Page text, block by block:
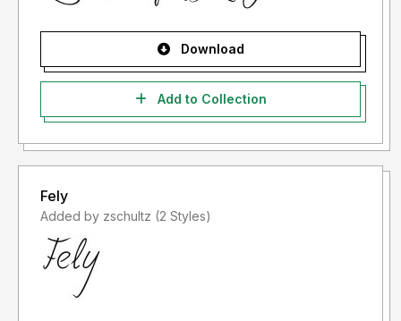
Download
Add to Collection
Fely
Added by zschultz (2 Styles)